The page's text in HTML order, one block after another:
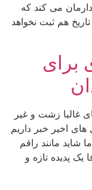
می کند که
هم ثبت نخواهد
برای
غالبا زشت و غیر
اخیر خبر داریم
شاید مانند راقم
پدیده تازه و